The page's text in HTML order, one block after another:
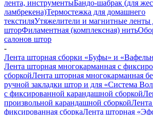
лента, инструментыБандо-шабрак (для
ламбрекена)Термостежка для домашнего
текстиляУтяжелители и магнитные ленты
шторФиламентная (комплексная) нить
салонов штор
-
Лента шторная сборки «Буфы» и
Лента шторная многокарманная с
сборкойЛента шторная многокарманная
ручной закладки штор и для «Система
с фиксированной карандашной сборкой
произвольной карандашной сборкой
фиксированная сборкаЛента шторная